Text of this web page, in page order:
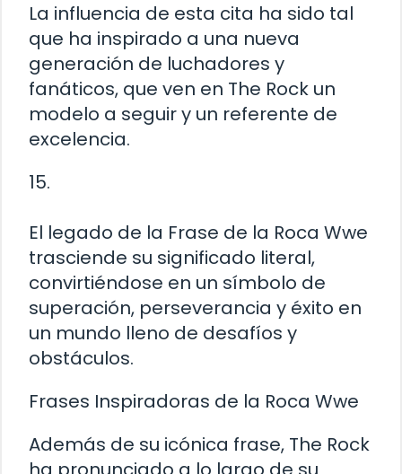
La influencia de esta cita ha sido tal
que ha inspirado a una nueva
generación de luchadores y
fanáticos, que ven en The Rock un
modelo a seguir y un referente de
excelencia.
15.
El legado de la Frase de la Roca Wwe
trasciende su significado literal,
convirtiéndose en un símbolo de
superación, perseverancia y éxito en
un mundo lleno de desafíos y
obstáculos.
Frases Inspiradoras de la Roca Wwe
Además de su icónica frase, The Rock